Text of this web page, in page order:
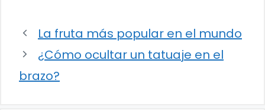
La fruta más popular en el mundo
¿Cómo ocultar un tatuaje en el
brazo?